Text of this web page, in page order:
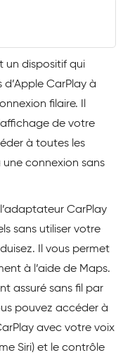
un dispositif qui
CarPlay à
filaire. Il
de votre
à toutes les
connexion sans
CarPlay
sans utiliser votre
Il vous permet
à l’aide de Maps.
assuré sans fil par
pouvez accéder à
avec votre voix
Siri) et le contrôle